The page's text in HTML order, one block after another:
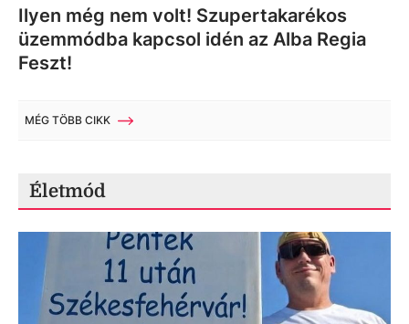
Ilyen még nem volt! Szupertakarékos
üzemmódba kapcsol idén az Alba Regia
Feszt!
MÉG TÖBB CIKK
Életmód